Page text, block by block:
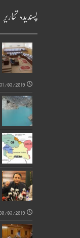
پسندیدہ تحاریر
31/03/2019
03/2019